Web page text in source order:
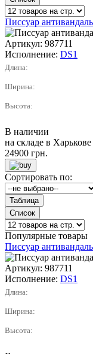
Писсуар
Артикул: 987711
Исполнение: DS1
Длина:
Ширина:
Высота:
В наличии
на складе в Харькове
24900 грн.
Сортировать по:
Популярные товары
Писсуар
Артикул: 987711
Исполнение: DS1
Длина:
Ширина:
Высота: